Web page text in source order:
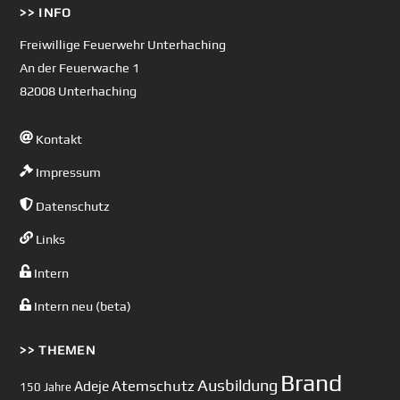
>> INFO
Freiwillige Feuerwehr Unterhaching
An der Feuerwache 1
82008 Unterhaching
Kontakt
Impressum
Datenschutz
Links
Intern
Intern neu (beta)
>> THEMEN
150 Jahre AdejeAtemschutz Ausbildung Brand